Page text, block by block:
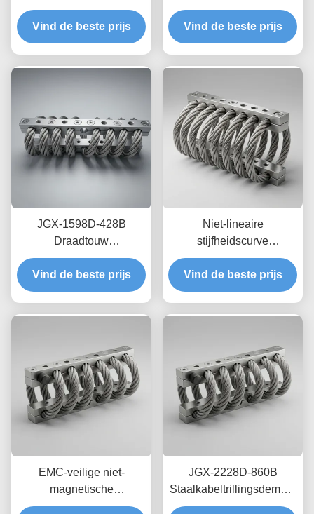
zeedraden op zee,
onderhoudsvrij, van
roestvrij staal
Vind de beste prijs
draadtouwen met nul-
kruip-olievrije
wrijvingsdemping voor
Vind de beste prijs
JGX-1598D-428B
Draadtouw
Trillingsisolator Schimmel
Chemisch wasbestendige
isolatie van roestvrij staal
Vind de beste prijs
Niet-lineaire
stijfheidscurve
draadkabelisolator JGX-
2228D-665B
Milieuvriendelijke
Vind de beste prijs
EMC-veilige niet-
magnetische
draadkabelisolator JGX-
JGX-2228D-860B
Staalkabeltrillingsdemper
Roestvrij Staal Lange